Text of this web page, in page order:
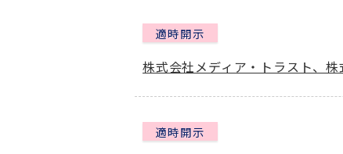
適時開示
株式会社メディア・トラスト、
適時開示